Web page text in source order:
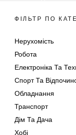
ФІЛЬТР ПО
Нерухомість
Робота
Електроніка Та
Спорт Та
Обладнання
Транспорт
Дім Та Дача
Хобі